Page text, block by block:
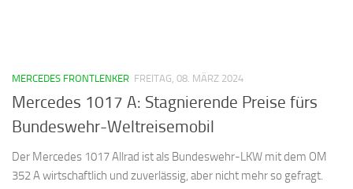
MERCEDES FRONTLENKER FREITAG, 08. MÄRZ 2024
Mercedes 1017 A: Stagnierende Preise fürs
Bundeswehr-Weltreisemobil
Der Mercedes 1017 Allrad ist als Bundeswehr-LKW mit dem OM
352 A wirtschaftlich und zuverlässig, aber nicht mehr so gefragt.